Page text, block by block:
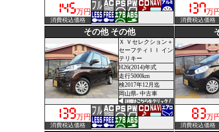
万円
消費税込価格
万
消費税込価格
その他 その他
Ｘ Ｖセレクション＋
セーフティＩＩ イン
テリキー
H26(2014)年式
走行5000km
検2017年12月迄
岡山県- 中古車
万円
消費税込価格
万
消費税込価格